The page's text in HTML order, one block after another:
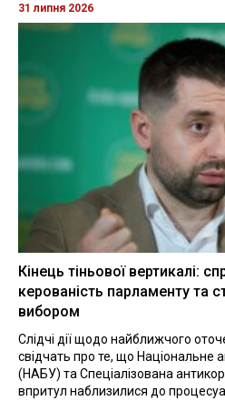
31 липня 2026
Кінець тіньової вертикалі:
керованість парламенту та
вибором
Слідчі дії щодо найближчого
свідчать про те, що Національне
(НАБУ) та Спеціалізована
впритул наблизилися до